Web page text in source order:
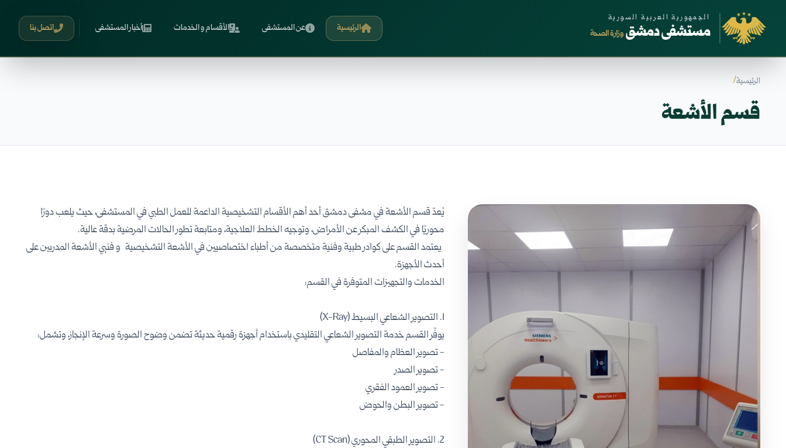
الجمهورية العربية السورية
مستشفى دمشق وزارة الصحة
الرئيسية عن المستشفى الأقسام و الخدمات أخبار المستشفى اتصل بنا
الرئيسية
قسم الأشعة
يُعدّ قسم الأشعة في مشفى دمشق أحد أهم الأقسام التشخيصية الداعمة للعمل الطبي في المستشفى، حيث يلعب دورًا
محوريًا في الكشف المبكر عن الأمراض، وتوجيه الخطط العلاجية، ومتابعة تطور الحالات المرضية بدقة عالية.
يعتمد القسم على كوادر طبية وفنية متخصصة من أطباء اختصاصيين في الأشعة التشخيصية و فنيي الأشعة المدربين على
أحدث الأجهزة.
الخدمات والتجهيزات المتوفرة في القسم:
1. التصوير الشعاعي البسيط (X-Ray)
يوفّر القسم خدمة التصوير الشعاعي التقليدي باستخدام أجهزة رقمية حديثة تضمن وضوح الصورة وسرعة الإنجاز، وتشمل:
- تصوير العظام والمفاصل
- تصوير الصدر
- تصوير العمود الفقري
- تصوير البطن والحوض
2. التصوير الطبقي المحوري (CT Scan)